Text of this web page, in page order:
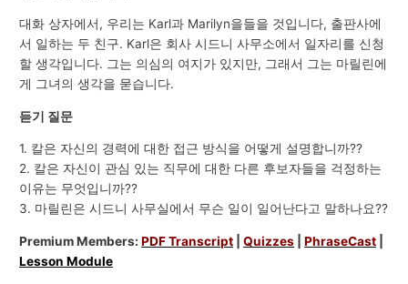
대화 상자에서, 우리는 Karl과 Marilyn을들을 것입니다, 출판사에
서 일하는 두 친구. Karl은 회사 시드니 사무소에서 일자리를 신청
할 생각입니다. 그는 의심의 여지가 있지만, 그래서 그는 마릴린에
게 그녀의 생각을 묻습니다.
듣기 질문
1. 칼은 자신의 경력에 ​​대한 접근 방식을 어떻게 설명합니까??
2. 칼은 자신이 관심 있는 직무에 대한 다른 후보자들을 걱정하는
이유는 무엇입니까??
3. 마릴린은 시드니 사무실에서 무슨 일이 일어난다고 말하나요??
Premium Members:PDF Transcript |Quizzes |PhraseCast
Lesson Module